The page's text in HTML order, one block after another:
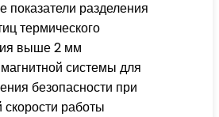
показатели разделения
термического
выше 2 мм
системы для
безопасности при
скорости работы